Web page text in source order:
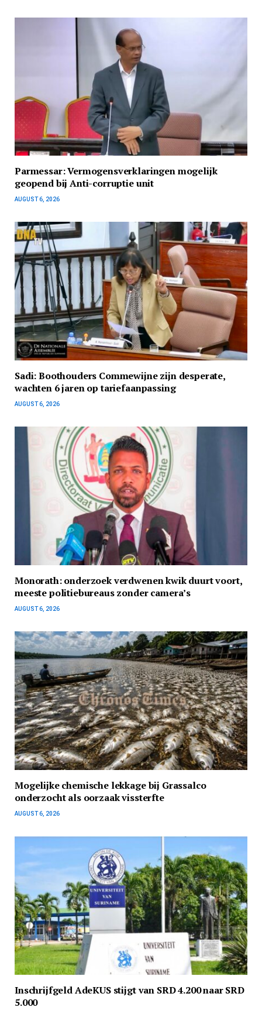
Parmessar: Vermogensverklaringen mogelijk
geopend bij Anti-corruptie unit
AUGUST 6, 2026
Sadi: Boothouders Commewijne zijn desperate,
wachten 6 jaren op tariefaanpassing
AUGUST 6, 2026
Monorath: onderzoek verdwenen kwik duurt voort,
meeste politiebureaus zonder camera’s
AUGUST 6, 2026
Mogelijke chemische lekkage bij Grassalco
onderzocht als oorzaak vissterfte
AUGUST 6, 2026
Inschrijfgeld AdeKUS stijgt van SRD 4.200 naar SRD
5.000